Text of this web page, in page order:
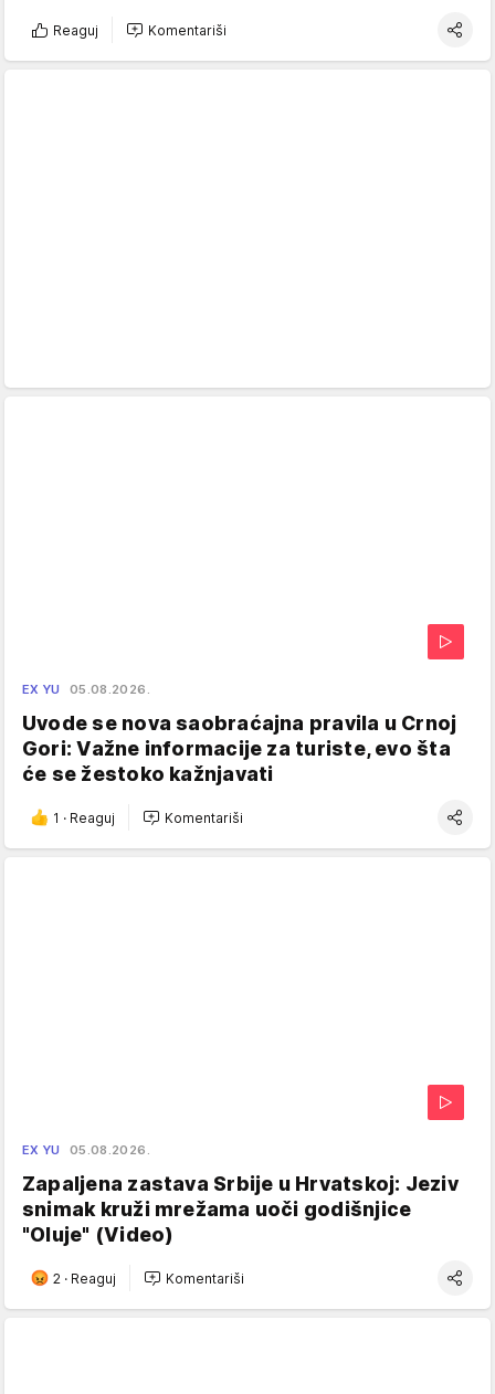
Reaguj Komentariši
EX YU 05.08.2026.
Uvode se nova saobraćajna pravila u Crnoj
Gori: Važne informacije za turiste, evo šta
će se žestoko kažnjavati
1 · Reaguj Komentariši
EX YU 05.08.2026.
Zapaljena zastava Srbije u Hrvatskoj: Jeziv
snimak kruži mrežama uoči godišnjice
"Oluje" (Video)
2 · Reaguj Komentariši